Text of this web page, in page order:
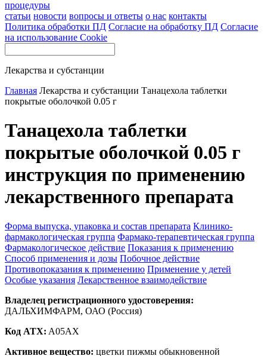
процедуры
статьи новости вопросы и ответы о нас контакты
Политика обработки ПД Согласие на обработку ПД Согласие
на использование Cookie
Лекарства и субстанции
Главная Лекарства и субстанции Танацехола таблетки
покрытые оболочкой 0.05 г
Танацехола таблетки
покрытые оболочкой 0.05 г
инструкция по применению
лекарственного препарата
Форма выпуска, упаковка и состав препарата Клинико-
фармакологическая группа Фармако-терапевтическая группа
Фармакологическое действие Показания к применению
Способ применения и дозы Побочное действие
Противопоказания к применению Применение у детей
Особые указания Лекарственное взаимодействие
Владелец регистрационного удостоверения:
ДАЛЬХИМФАРМ, ОАО (Россия)
Код ATX: A05AX
Активное вещество: цветки пижмы обыкновенной